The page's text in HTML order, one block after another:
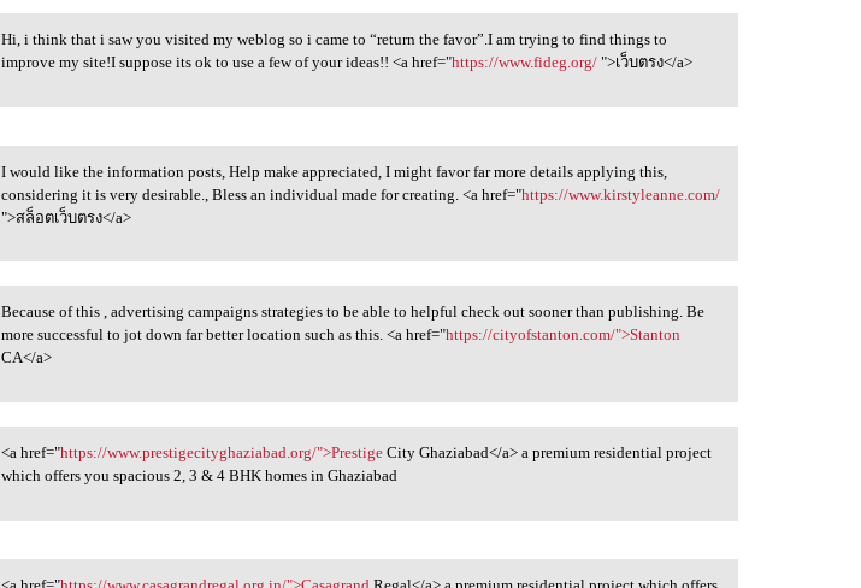
Hi, i think that i saw you
Hi, i think that i saw you visited my weblog so i came to “return the favor”.I am trying to find things to
improve my site!I suppose its ok to use a few of your ideas!! <a href="https://www.fideg.org/ ">เว็บตรง</a>
I would like the information
I would like the information posts, Help make appreciated, I might favor far more details applying this,
considering it is very desirable., Bless an individual made for creating. <a href="https://www.kirstyleanne.com/
">สล็อตเว็บตรง</a>
Because of this , advertising
Because of this , advertising campaigns strategies to be able to helpful check out sooner than publishing. Be
more successful to jot down far better location such as this. <a href="https://cityofstanton.com/">Stanton
CA</a>
<a href="https://www
<a href="https://www.prestigecityghaziabad.org/">Prestige City Ghaziabad</a> a premium residential project
which offers you spacious 2, 3 & 4 BHK homes in Ghaziabad